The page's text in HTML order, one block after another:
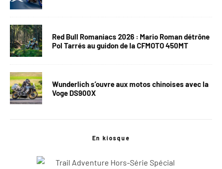
Red Bull Romaniacs 2026 : Mario Roman détrône
Pol Tarrés au guidon de la CFMOTO 450MT
Wunderlich s’ouvre aux motos chinoises avec la
Voge DS900X
En kiosque